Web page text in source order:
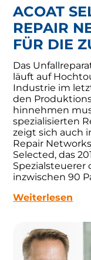
ACOAT
REPAIR
FÜR DIE
Das
läuft auf
Industrie im
den
hinnehmen
spezialisierten
zeigt sich auch
Repair
Selected, das
Spezialsteuerer
inzwischen 90
Weiterlesen